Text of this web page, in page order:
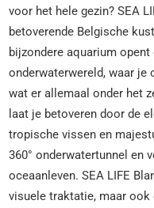
voor het hele gezin? SEA
betoverende Belgische
bijzondere aquarium
onderwaterwereld, waar je
wat er allemaal onder het
laat je betoveren door de
tropische vissen en
360° onderwatertunnel en
oceaanleven. SEA LIFE
visuele traktatie, maar ook